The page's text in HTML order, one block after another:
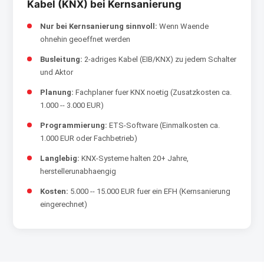
Kabel (KNX) bei Kernsanierung
Nur bei Kernsanierung sinnvoll: Wenn Waende
ohnehin geoeffnet werden
Busleitung: 2-adriges Kabel (EIB/KNX) zu jedem Schalter
und Aktor
Planung: Fachplaner fuer KNX noetig (Zusatzkosten ca.
1.000 -- 3.000 EUR)
Programmierung: ETS-Software (Einmalkosten ca.
1.000 EUR oder Fachbetrieb)
Langlebig: KNX-Systeme halten 20+ Jahre,
herstellerunabhaengig
Kosten: 5.000 -- 15.000 EUR fuer ein EFH (Kernsanierung
eingerechnet)